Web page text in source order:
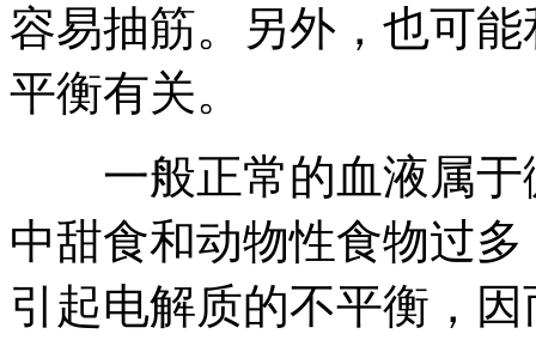
容易抽筋。另外，也可
平衡有关。
一般正常的血液属于
中甜食和动物性食物过
引起电解质的不平衡，